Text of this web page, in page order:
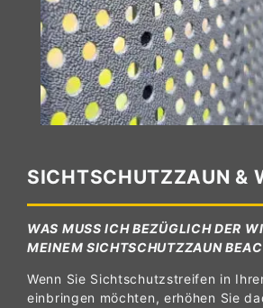
SICHTSCHUTZZAUN &
WAS MUSS ICH BEZÜGLICH DER
MEINEM SICHTSCHUTZZAUN
Wenn Sie Sichtschutzstreifen in
einbringen möchten, erhöhen Sie